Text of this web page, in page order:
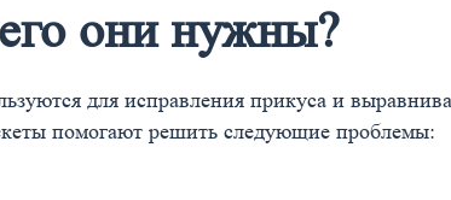
они нужны?
для исправления прикуса и
помогают решить следующие проблемы: